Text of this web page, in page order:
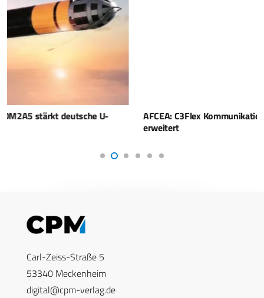
AFCEA: C3Flex Kommunikationsknotenpunkt um LINK 16
Carl-Zeiss-Straße 5
53340 Meckenheim
digital@cpm-verlag.de